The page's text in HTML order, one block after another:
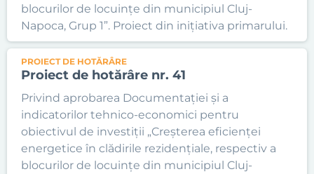
blocurilor de locuințe din municipiul Cluj-
Napoca, Grup 1”. Proiect din inițiativa primarului.
PROIECT DE HOTĂRÂRE
Proiect de hotărâre nr. 41
Privind aprobarea Documentației și a
indicatorilor tehnico-economici pentru
obiectivul de investiții „Creșterea eficienței
energetice în clădirile rezidențiale, respectiv a
blocurilor de locuințe din municipiul Cluj-